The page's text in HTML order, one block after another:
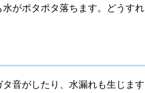
がポタポタ落ちます。どうすれ
音がしたり、水漏れも生じます